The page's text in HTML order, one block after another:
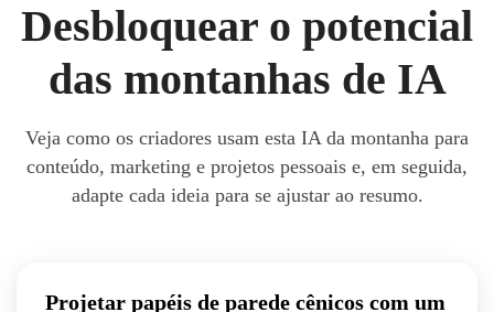
Desbloquear o potencial
das montanhas de IA
Veja como os criadores usam esta IA da montanha para
conteúdo, marketing e projetos pessoais e, em seguida,
adapte cada ideia para se ajustar ao resumo.
Projetar papéis de parede cênicos com um